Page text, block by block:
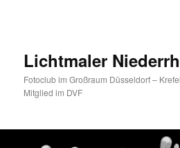
Lichtmaler
Fotoclub im Großraum Düsseldorf –
Mitglied im DVF